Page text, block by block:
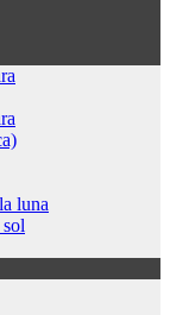
luna